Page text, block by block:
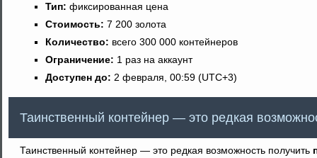
Тип: фиксированная цена
Стоимость: 7 200 золота
Количество: всего 300 000 контейнеров
Ограничение: 1 раз на аккаунт
Доступен до: 2 февраля, 00:59 (UTC+3)
Таинственный контейнер — это редкая
Таинственный контейнер — это редкая возможность получить